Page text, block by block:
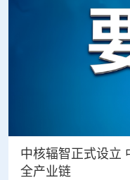
中核辐智正式设立
全产业链